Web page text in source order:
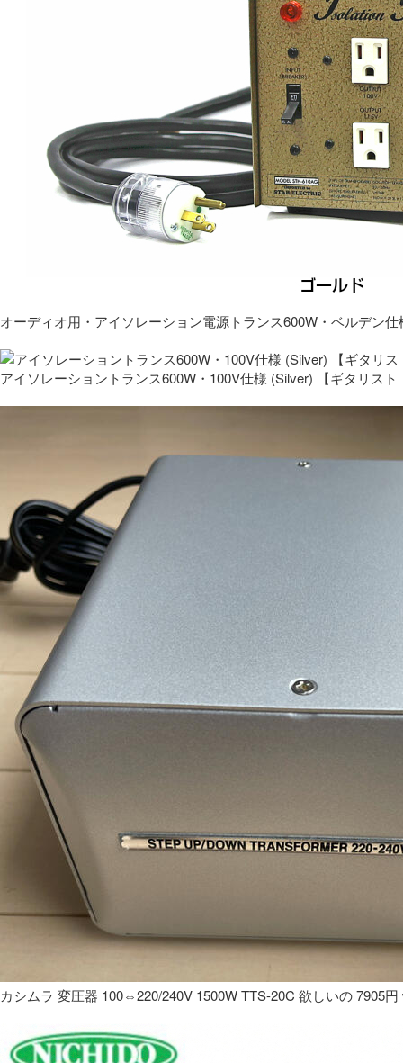
オーディオ用・アイソレーション電源トランス600W・ベルデン仕
アイソレーショントランス600W・100V仕様 (Silver) 【ギタリス
カシムラ 変圧器 100⇔220/240V 1500W TTS-20C 欲しいの 7905円